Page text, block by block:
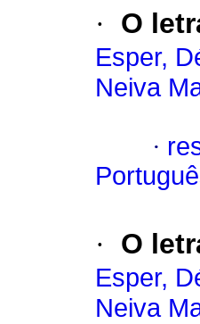
· O
Esper,
Neiva
·
· O
Esper,
Neiva